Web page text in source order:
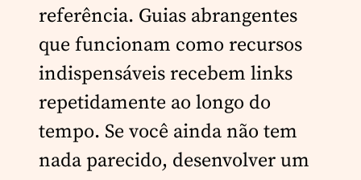
referência. Guias abrangentes
que funcionam como recursos
indispensáveis recebem links
repetidamente ao longo do
tempo. Se você ainda não tem
nada parecido, desenvolver um